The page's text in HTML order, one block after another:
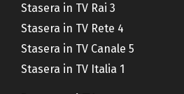
Stasera in TV Rai 3
Stasera in TV Rete 4
Stasera in TV Canale 5
Stasera in TV Italia 1